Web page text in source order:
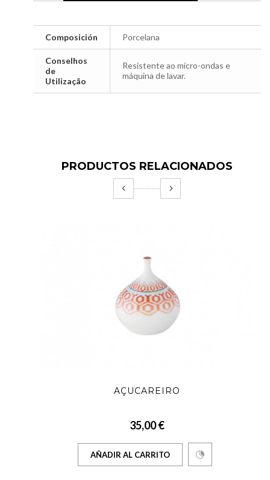
Composición Porcelana
Conselhos
de
Utilização
Resistente ao micro-ondas e
máquina de lavar.
PRODUCTOS RELACIONADOS
AÇUCAREIRO
35,00 €
AÑADIR AL CARRITO